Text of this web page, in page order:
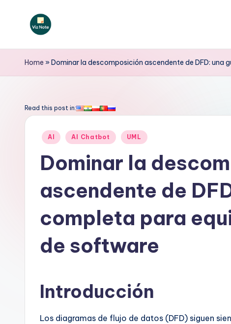
V
iz
o
is
A
Home »Dominar la descomposición ascendente de DFD:
Read this post in:
Publicado
AI AI Chatbot UML
Dominar la
ascendente de
completa para
de software
Introducción
Los diagramas de flujo de datos (DFD) siguen